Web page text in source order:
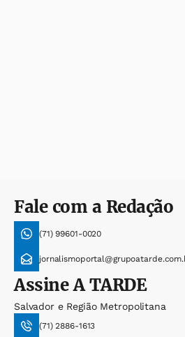
Fale com a Redação
(71) 99601-0020
AssineA TARDE
Salvador e Região Metropolitana
(71) 2886-1613